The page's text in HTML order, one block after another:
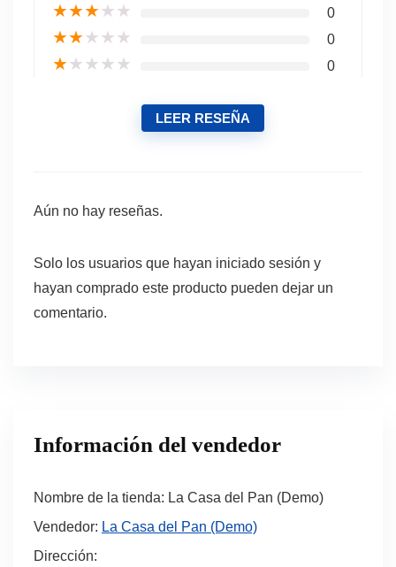
★★★★★ 0
★★★★★ 0
★★★★★ 0
LEER RESEÑA
Aún no hay reseñas.
Solo los usuarios que hayan iniciado sesión y
hayan comprado este producto pueden dejar un
comentario.
Información del vendedor
Nombre de la tienda: La Casa del Pan (Demo)
Vendedor: La Casa del Pan (Demo)
Dirección: